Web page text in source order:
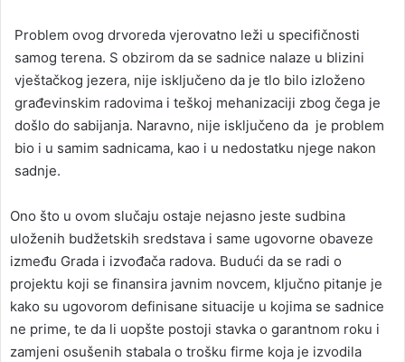
Problem ovog drvoreda vjerovatno leži u specifičnosti
samog terena. S obzirom da se sadnice nalaze u blizini
vještačkog jezera, nije isključeno da je tlo bilo izloženo
građevinskim radovima i teškoj mehanizaciji zbog čega je
došlo do sabijanja. Naravno, nije isključeno da je problem
bio i u samim sadnicama, kao i u nedostatku njege nakon
sadnje.
Ono što u ovom slučaju ostaje nejasno jeste sudbina
uloženih budžetskih sredstava i same ugovorne obaveze
između Grada i izvođača radova. Budući da se radi o
projektu koji se finansira javnim novcem, ključno pitanje je
kako su ugovorom definisane situacije u kojima se sadnice
ne prime, te da li uopšte postoji stavka o garantnom roku i
zamjeni osušenih stabala o trošku firme koja je izvodila